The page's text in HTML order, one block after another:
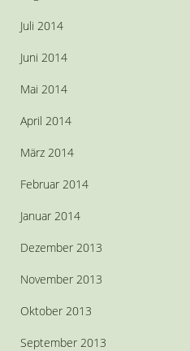
Juli 2014
Juni 2014
Mai 2014
April 2014
März 2014
Februar 2014
Januar 2014
Dezember 2013
November 2013
Oktober 2013
September 2013